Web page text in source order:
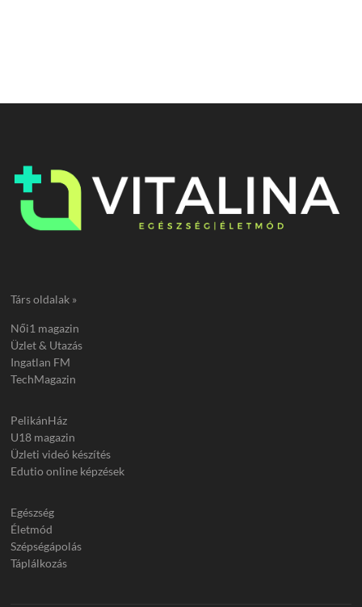
Társ oldalak »
Női1 magazin
Üzlet & Utazás
Ingatlan FM
TechMagazin
PelikánHáz
U18 magazin
Üzleti videó készítés
Edutio online képzések
Egészség
Életmód
Szépségápolás
Táplálkozás